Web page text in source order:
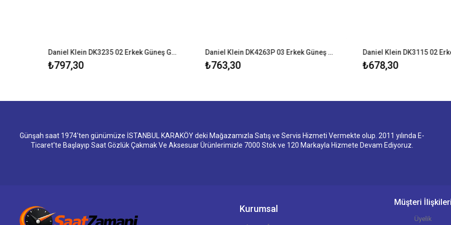
Daniel Klein DK3235 02 Erkek Güneş Gözlüğü
₺797,30
Daniel Klein DK4263P 03 Erkek Güneş Gözlüğü
₺763,30 ₺678,30
Günşah saat 1974'ten günümüze İSTANBUL KARAKÖY deki Mağazamızla Satış ve Servis Hizmeti Vermekte olup. 2011 yılında E-
Ticaret'te Başlayıp Saat Gözlük Çakmak Ve Aksesuar Ürünlerimizle 7000 Stok ve 120 Markayla Hizmete Devam Ediyoruz.
Kurumsal
Müşteri İlişkileri
Üyelik